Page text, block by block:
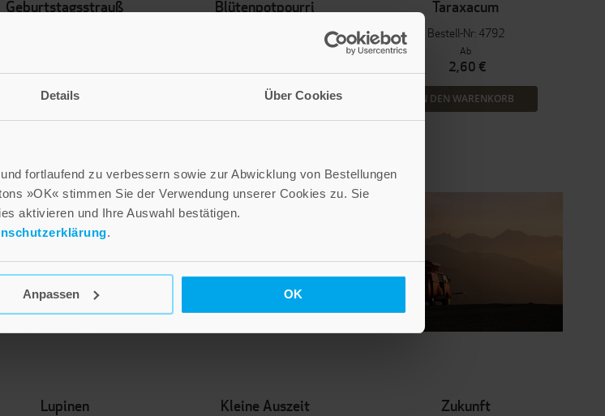
Details Über Cookies
fortlaufend zu verbessern sowie zur Abwicklung von Bestellungen
»OK« stimmen Sie der Verwendung unserer Cookies zu. Sie
aktivieren und Ihre Auswahl bestätigen.
.
Anpassen OK
Geburtstagsstrauß
IN DEN WARENKORB
Blütenpotpourri
IN DEN WARENKORB
Taraxacum
Bestell-Nr: 4792
Ab
2,60 €
IN DEN WARENKORB
Lupinen Kleine Auszeit Zukunft